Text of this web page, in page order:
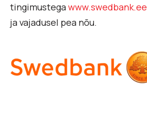
tingimustega
ja vajadusel pea nõu.